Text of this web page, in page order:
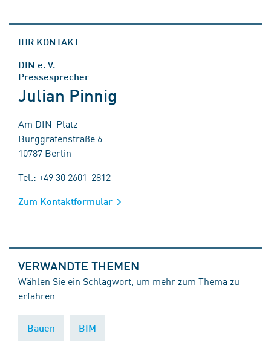
IHR KONTAKT
DIN e. V.
Pressesprecher
Julian Pinnig
Am DIN-Platz
Burggrafenstraße 6
10787 Berlin
Tel.: +49 30 2601-2812
Zum Kontaktformular
VERWANDTE THEMEN
Wählen Sie ein Schlagwort, um mehr zum Thema zu
erfahren:
Bauen BIM